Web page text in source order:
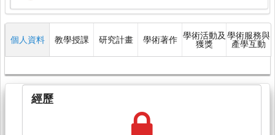
個人資料 教學授課 研究計畫 學術著作 學術活動及
獲獎
學術服務與
產學互動
經歷